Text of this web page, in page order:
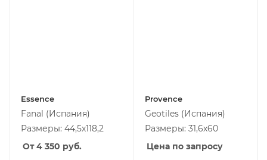
Essence
Fanal (Испания)
Размеры: 44,5x118,2
От 4 350 руб.
Provence
Geotiles (Испания)
Размеры: 31,6х60
Цена по запросу